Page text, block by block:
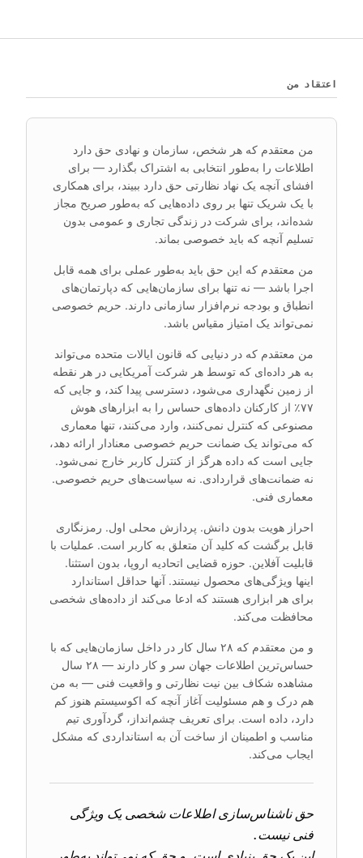
اعتقاد من
من معتقدم که هر شخص، سازمان و نهادی حق دارد
اطلاعات را به‌طور انتخابی به اشتراک بگذارد — برای
افشای آنچه یک نهاد نظارتی حق دارد ببیند، برای همکاری
با یک شریک تنها بر روی داده‌هایی که به‌طور صریح مجاز
شده‌اند، برای شرکت در زندگی تجاری و عمومی بدون
تسلیم آنچه که باید خصوصی بماند.
من معتقدم که این حق باید به‌طور عملی برای همه قابل
اجرا باشد — نه تنها برای سازمان‌هایی که دپارتمان‌های
انطباق و بودجه نرم‌افزار سازمانی دارند. حریم خصوصی
نمی‌تواند یک امتیاز مقیاس باشد.
من معتقدم که در دنیایی که قانون ایالات متحده می‌تواند
به هر داده‌ای که توسط هر شرکت آمریکایی در هر نقطه
از زمین نگهداری می‌شود، دسترسی پیدا کند، و جایی که
۷۷٪ از کارکنان داده‌های حساس را به ابزارهای هوش
مصنوعی که کنترل نمی‌کنند، وارد می‌کنند، تنها معماری
که می‌تواند یک ضمانت حریم خصوصی معنادار ارائه دهد،
جایی است که داده هرگز از کنترل کاربر خارج نمی‌شود.
نه ضمانت‌های قراردادی. نه سیاست‌های حریم خصوصی.
معماری فنی.
احراز هویت بدون دانش. پردازش محلی اول. رمزنگاری
قابل برگشت که کلید آن متعلق به کاربر است. عملیات با
قابلیت آفلاین. حوزه قضایی اتحادیه اروپا، بدون استثنا.
اینها ویژگی‌های محصول نیستند. آنها حداقل استاندارد
برای هر ابزاری هستند که ادعا می‌کند از داده‌های شخصی
محافظت می‌کند.
و من معتقدم که ۲۸ سال کار در داخل سازمان‌هایی که با
حساس‌ترین اطلاعات جهان سر و کار دارند — ۲۸ سال
مشاهده شکاف بین نیت نظارتی و واقعیت فنی — به من
هم درک و هم مسئولیت آغاز آنچه که اکوسیستم هنوز کم
دارد، داده است. برای تعریف چشم‌انداز، گردآوری تیم
مناسب و اطمینان از ساخت آن به استانداردی که مشکل
ایجاب می‌کند.
حق ناشناس‌سازی اطلاعات شخصی یک ویژگی